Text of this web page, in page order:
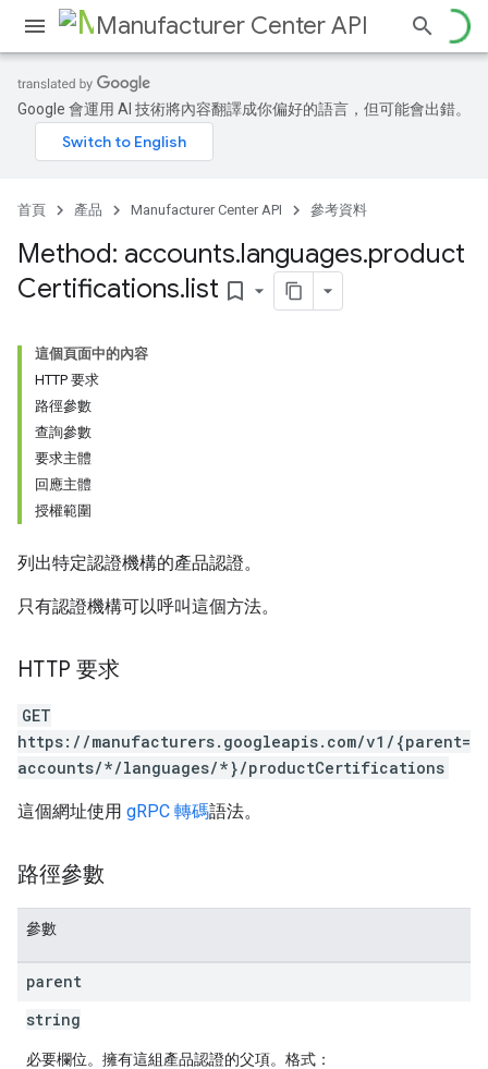
Manufacturer Center API
Google 會運用 AI 技術將內容翻譯成你偏好的語言，但可能會出錯。
首頁 產品 Manufacturer Center API 參考資料
Method: accounts.languages.product
Certifications.list bookmark_border
這個頁面中的內容
HTTP 要求
路徑參數
查詢參數
要求主體
回應主體
授權範圍
列出特定認證機構的產品認證。
只有認證機構可以呼叫這個方法。
HTTP 要求
GET
https://manufacturers.googleapis.com/v1/{parent=
accounts/*/languages/*}/productCertifications
這個網址使用 gRPC 轉碼語法。
路徑參數
參數
parent
string
必要欄位。擁有這組產品認證的父項。格式：